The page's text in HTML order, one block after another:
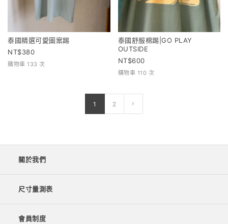
泰國精選可愛圖案踢
380
購物車 133 次
泰國舒服棉踢|GO PLAY
OUTSIDE
600
購物車 110 次
1 2
關於我們
尺寸量測表
會員制度